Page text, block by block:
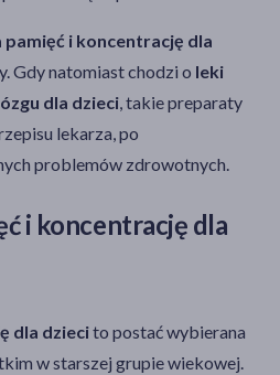
pamięć i koncentrację dla
Gdy natomiast chodzi o leki
dla dzieci, takie preparaty
lekarza, po
problemów zdrowotnych.
i koncentrację dla
dla dziecito postać wybierana
w starszej grupie wiekowej.